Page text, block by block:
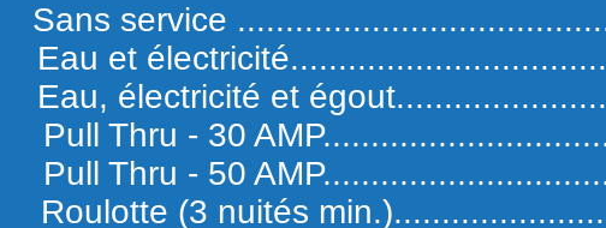
Sans service
Eau et
Eau, électricité et
Pull Thru - 30
Pull Thru - 50
Roulotte (3 nuités